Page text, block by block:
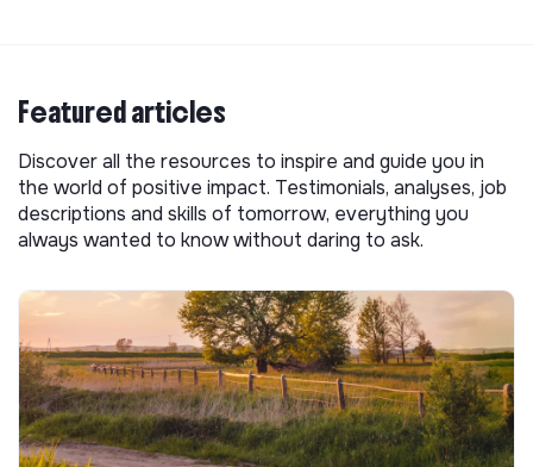
Featured articles
Discover all the resources to inspire and guide you in
the world of positive impact. Testimonials, analyses, job
descriptions and skills of tomorrow, everything you
always wanted to know without daring to ask.